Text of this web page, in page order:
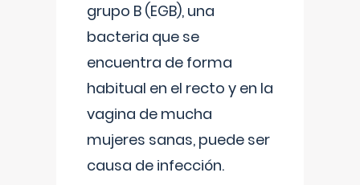
grupo B (EGB), una
bacteria que se
encuentra de forma
habitual en el recto y en la
vagina de mucha
mujeres sanas, puede ser
causa de infección.